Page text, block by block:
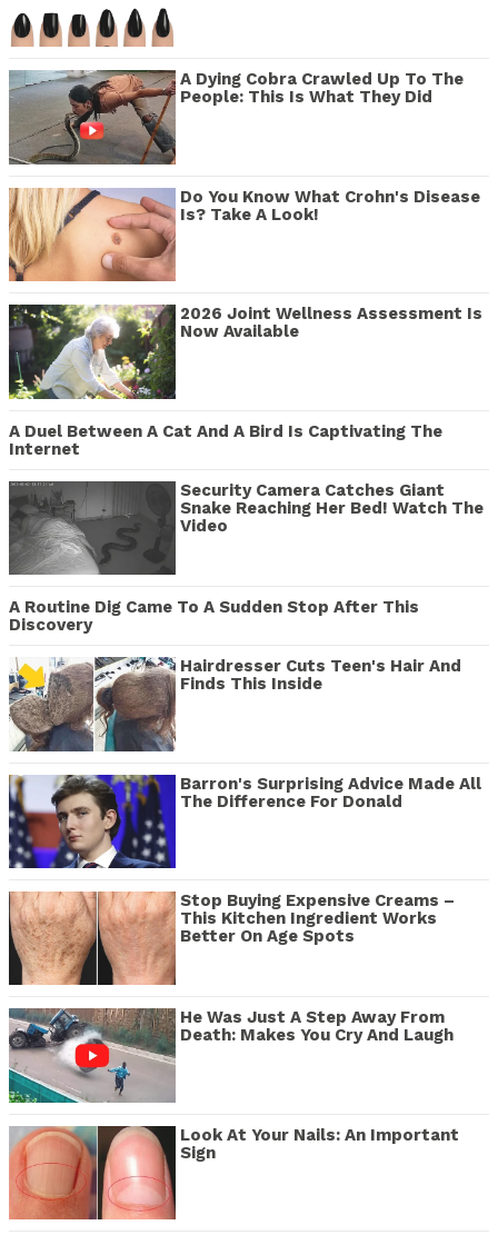
A Dying Cobra Crawled Up To The
People: This Is What They Did
Do You Know What Crohn's Disease
Is? Take A Look!
2026 Joint Wellness Assessment Is
Now Available
A Duel Between A Cat And A Bird Is Captivating The
Internet
Security Camera Catches Giant
Snake Reaching Her Bed! Watch The
Video
A Routine Dig Came To A Sudden Stop After This
Discovery
Hairdresser Cuts Teen's Hair And
Finds This Inside
Barron's Surprising Advice Made All
The Difference For Donald
Stop Buying Expensive Creams –
This Kitchen Ingredient Works
Better On Age Spots
He Was Just A Step Away From
Death: Makes You Cry And Laugh
Look At Your Nails: An Important
Sign